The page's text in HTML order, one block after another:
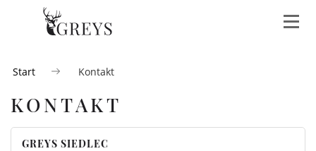
Siedlec
Obiekt
położony
Polonia
Obiekt
położony
Start Kontakt
KONTAKT
GREYS SIEDLEC